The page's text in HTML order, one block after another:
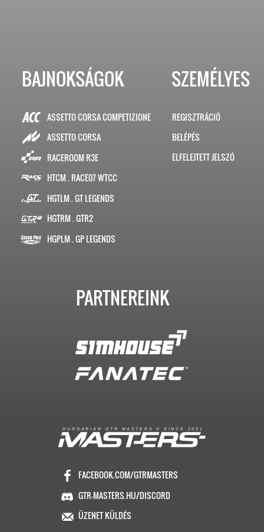
BAJNOKSÁGOK
ASSETTO CORSA COMPETIZIONE
ASSETTO CORSA
RACEROOM R3E
HTCM . RACE07 WTCC
HGTLM . GT LEGENDS
HGTRM . GTR2
HGPLM . GP LEGENDS
SZEMÉLYES
REGISZTRÁCIÓ
BELÉPÉS
ELFELEJTETT JELSZÓ
PARTNEREINK
H U N G A R I A N G T R M A S T E R S © S I N C E 2 0 0 1
FACEBOOK.COM/GTRMASTERS
GTR-MASTERS.HU/DISCORD
ÜZENET KÜLDÉS